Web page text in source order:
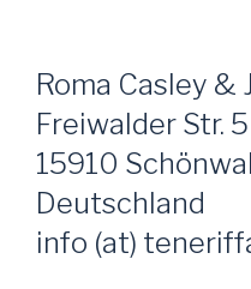
Roma Casley &
Freiwalder Str. 5
15910
Deutschland
info (at)